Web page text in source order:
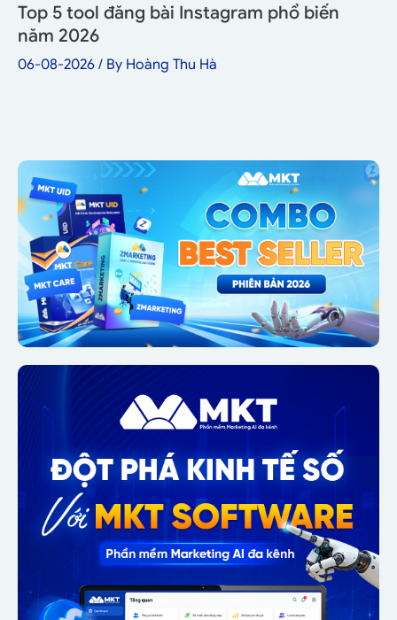
Top 5 tool đăng bài Instagram phổ biến
năm 2026
06-08-2026 / By Hoàng Thu Hà